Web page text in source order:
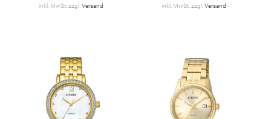
inkl. MwSt. zzgl. Versand inkl. MwSt. zzgl. Versand